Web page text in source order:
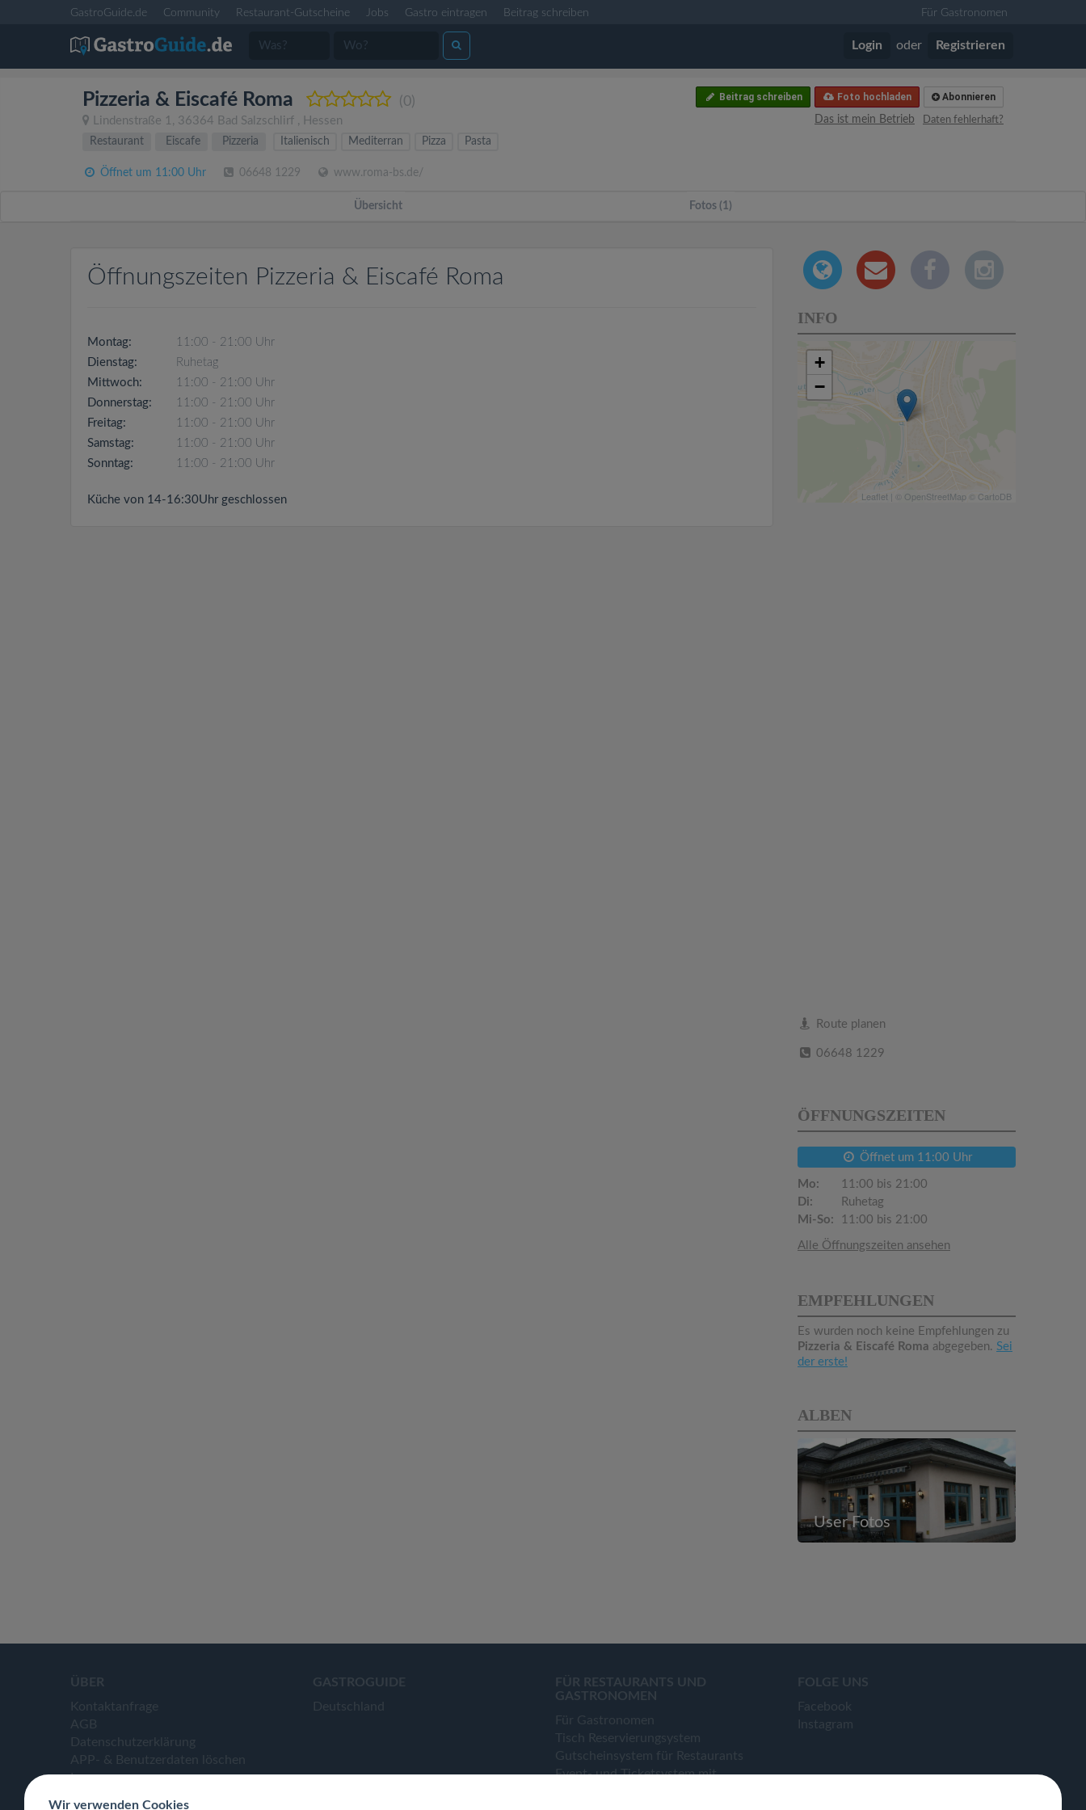
GastroGuide.de Community Restaurant-Gutscheine Jobs Gastro eintragen Beitrag schreiben Für Gastronomen
Login oder Registrieren
Pizzeria & Eiscafé Roma (0)
Lindenstraße 1 , 36364 Bad Salzschlirf , Hessen
Abonnieren
Foto hochladen
Beitrag schreiben
Daten fehlerhaft?
Das ist mein Betrieb
Restaurant
Eiscafe Pizzeria Italienisch Mediterran Pizza Pasta
Öffnet um 11:00 Uhr 06648 1229 www.roma-bs.de/
Übersicht Fotos (1)
Öffnungszeiten Pizzeria & Eiscafé Roma
Montag:
11:00 - 21:00 Uhr
Dienstag:
Ruhetag
Mittwoch:
11:00 - 21:00 Uhr
Donnerstag:
11:00 - 21:00 Uhr
Freitag:
11:00 - 21:00 Uhr
Samstag:
11:00 - 21:00 Uhr
Sonntag:
11:00 - 21:00 Uhr
Küche von 14-16:30Uhr geschlossen
INFO
+
−
Leaflet | © OpenStreetMap © CartoDB
Route planen
06648 1229
ÖFFNUNGSZEITEN
Öffnet um 11:00 Uhr
Mo:
11:00 bis 21:00
Di:
Ruhetag
Mi-So:
11:00 bis 21:00
Alle Öffnungszeiten ansehen
EMPFEHLUNGEN
Es wurden noch keine Empfehlungen zu
Pizzeria & Eiscafé Roma abgegeben. Sei
der erste!
ALBEN
User Fotos
ÜBER
Kontaktanfrage
AGB
Datenschutzerklärung
APP- & Benutzerdaten löschen
Impressum
GASTROGUIDE
Deutschland
FÜR RESTAURANTS UND
GASTRONOMEN
Für Gastronomen
Tisch Reservierungsystem
Gutscheinsystem für Restaurants
Event- und Ticketsystem mit
FOLGE UNS
Facebook
Instagram
Wir verwenden Cookies